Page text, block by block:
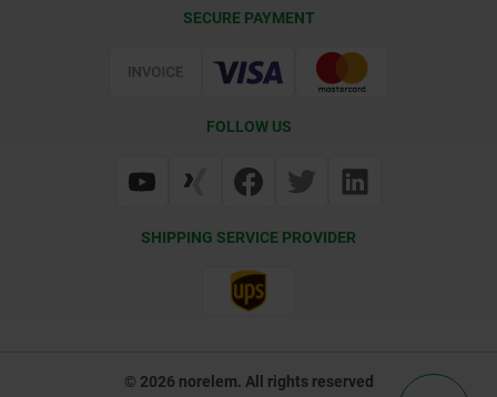
Web Support
SECURE PAYMENT
FOLLOW US
SHIPPING SERVICE PROVIDER
© 2026 norelem. All rights reserved